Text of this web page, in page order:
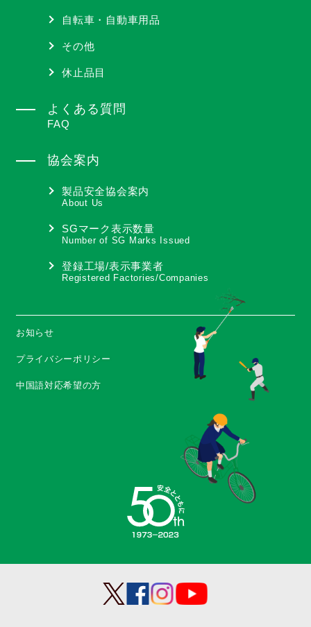
自転車・自動車用品
その他
休止品目
よくある質問
FAQ
協会案内
製品安全協会案内
About Us
SGマーク表示数量
Number of SG Marks Issued
登録工場/表示事業者
Registered Factories/Companies
お知らせ
プライバシーポリシー
中国語対応希望の方